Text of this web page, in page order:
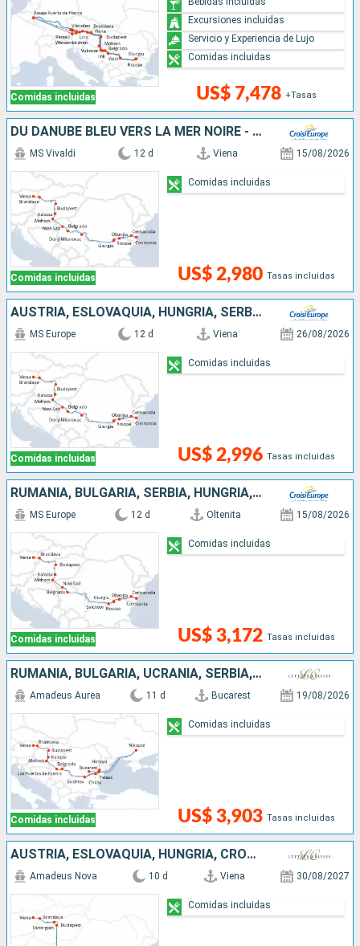
Comidas incluidas US$ 7,478 +Tasas
Excursiones incluidas
Servicio y Experiencia de Lujo
Comidas incluidas
DU DANUBE BLEU VERS LA MER NOIRE - DE VIENNE À BUCAREST
Comidas incluidas
MS Vivaldi 12 d Viena 15/08/2026
US$ 2,980 Tasas incluidas
Comidas incluidas
AUSTRIA, ESLOVAQUIA, HUNGRÍA, SERBIA, BULGARIA, RUMANIA
Comidas incluidas
MS Europe 12 d Viena 26/08/2026
US$ 2,996 Tasas incluidas
Comidas incluidas
RUMANIA, BULGARIA, SERBIA, HUNGRÍA, ESLOVAQUIA, AUSTRIA
Comidas incluidas
MS Europe 12 d Oltenita 15/08/2026
US$ 3,172 Tasas incluidas
Comidas incluidas
RUMANIA, BULGARIA, UCRANIA, SERBIA, HUNGRÍA, ESLOVAQUIA, AUSTRIA
Comidas incluidas
Amadeus Aurea 11 d Bucarest 19/08/2026
US$ 3,903 Tasas incluidas
Comidas incluidas
AUSTRIA, ESLOVAQUIA, HUNGRÍA, CROACIA, SERBIA, BULGARIA, RUMANIA
Amadeus Nova 10 d Viena 30/08/2027
Comidas incluidas